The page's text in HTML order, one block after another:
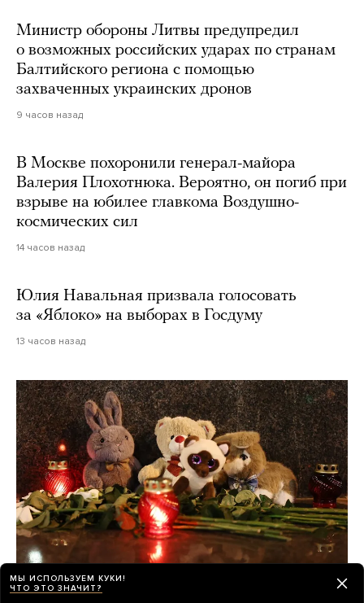
Министр обороны Литвы предупредил
о возможных российских ударах по странам
Балтийского региона с помощью
захваченных украинских дронов
9 часов назад
В Москве похоронили генерал-майора
Валерия Плохотнюка. Вероятно, он погиб при
взрыве на юбилее главкома Воздушно-
космических сил
14 часов назад
Юлия Навальная призвала голосовать
за «Яблоко» на выборах в Госдуму
13 часов назад
МЫ ИСПОЛЬЗУЕМ КУКИ!
ЧТО ЭТО ЗНАЧИТ?